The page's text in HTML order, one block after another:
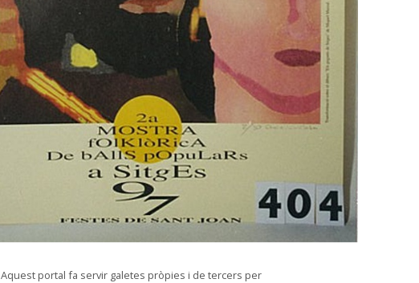
Aquest portal fa servir galetes pròpies i de tercers per